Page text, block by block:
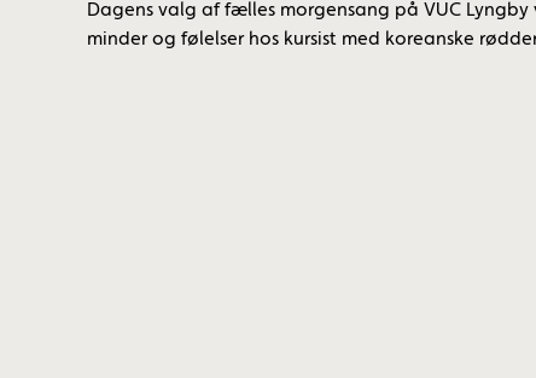
Dagens valg af fælles morgensang på VUC
minder og følelser hos kursist med koreanske